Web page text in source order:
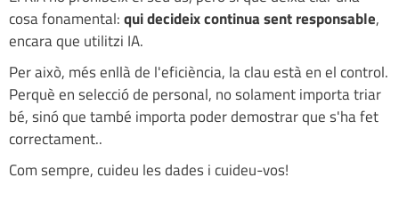
cosa fonamental:qui decideix continua sent responsable,
encara que utilitzi IA.
Per això, més enllà de l'eficiència, la clau està en el control.
Perquè en selecció de personal, no solament importa triar
bé, sinó que també importa poder demostrar que s'ha fet
correctament..
Com sempre, cuideu les dades i cuideu-vos!